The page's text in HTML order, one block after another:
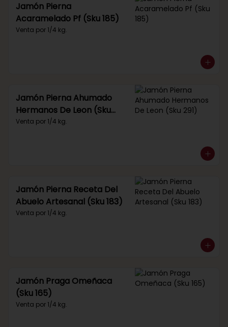
Jamón Pierna
Acaramelado Pf (Sku 185)
Venta por 1/4 kg.
Jamón Pierna Ahumado
Hermanos De Leon (Sku
291)
Venta por 1/4 kg.
Jamón Pierna Receta Del
Abuelo Artesanal (Sku 183)
Venta por 1/4 kg.
Jamón Praga Omeñaca
(Sku 165)
Venta por 1/4 kg.